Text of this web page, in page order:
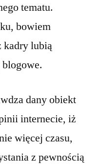
tematu.
bowiem
kadry lubią
dany obiekt
internecie, iż
więcej czasu,
z pewnością